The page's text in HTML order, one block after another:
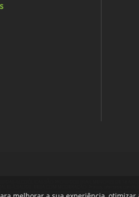
No caso de faltar algum produto, este não será entregue e o